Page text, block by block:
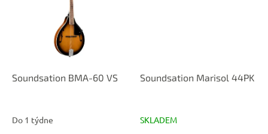
Soundsation BMA-60 VS
Do 1 týdne
Soundsation Marisol 44PK
SKLADEM